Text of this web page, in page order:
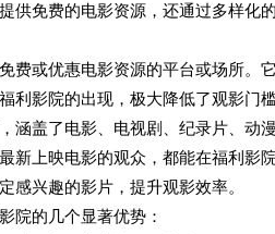
供免费的电影资源，还通过多样化
费或优惠电影资源的平台或场所
利影院的出现，极大降低了观影门
涵盖了电影、电视剧、纪录片、动
新上映电影的观众，都能在福利影
感兴趣的影片，提升观影效率。
院的几个显著优势：